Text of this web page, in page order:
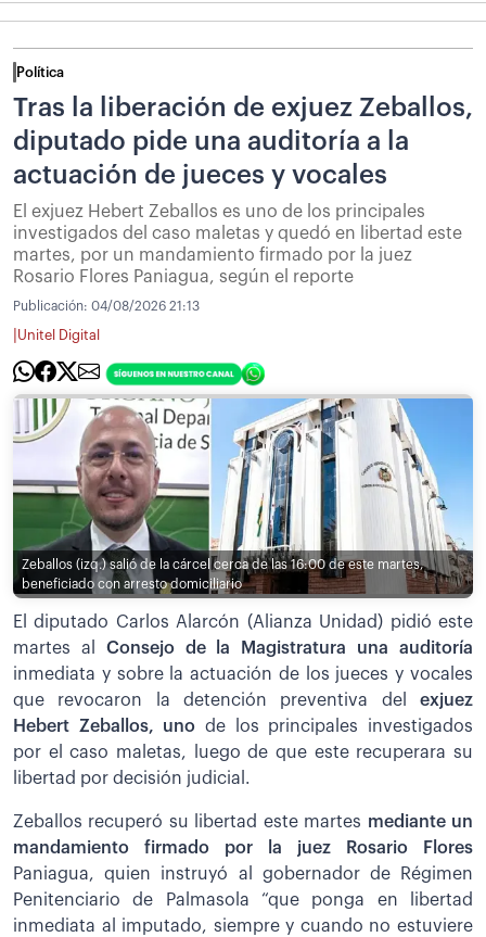
Política
Tras la liberación de exjuez Zeballos,
diputado pide una auditoría a la
actuación de jueces y vocales
El exjuez Hebert Zeballos es uno de los principales
investigados del caso maletas y quedó en libertad este
martes, por un mandamiento firmado por la juez
Rosario Flores Paniagua, según el reporte
Publicación: 04/08/2026 21:13
Unitel Digital
Zeballos (izq.) salió de la cárcel cerca de las 16:00 de este martes,
beneficiado con arresto domiciliario
El diputado Carlos Alarcón (Alianza Unidad) pidió este
martes al Consejo de la Magistratura una auditoría
inmediata y sobre la actuación de los jueces y vocales
que revocaron la detención preventiva del exjuez
Hebert Zeballos, uno de los principales investigados
por el caso maletas, luego de que este recuperara su
libertad por decisión judicial.
Zeballos recuperó su libertad este martes mediante un
mandamiento firmado por la juez Rosario Flores
Paniagua, quien instruyó al gobernador de Régimen
Penitenciario de Palmasola “que ponga en libertad
inmediata al imputado, siempre y cuando no estuviere